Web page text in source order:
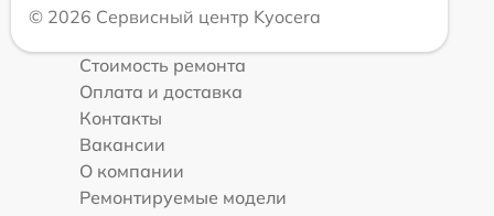
© 2026 Сервисный центр Kyocera
Стоимость ремонта
Оплата и доставка
Контакты
Вакансии
О компании
Ремонтируемые модели